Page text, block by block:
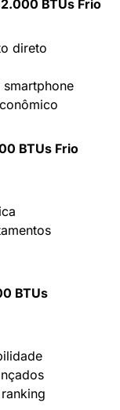
BTUs Frio
direto
BTUs Frio
BTUs